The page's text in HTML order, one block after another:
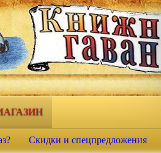
- интернет-
литературы
Скидки и спецпредложения